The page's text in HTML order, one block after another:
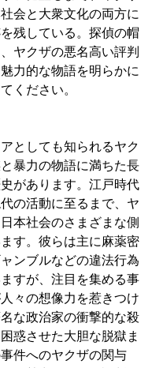
会と大衆文化の両方に
残している。探偵の帽
ヤクザの悪名高い評判
力的な物語を明らかに
ください。
としても知られるヤク
暴力の物語に満ちた長
があります。江戸時代
の活動に至るまで、ヤ
本社会のさまざまな側
す。彼らは主に麻薬密
ンブルなどの違法行為
すが、注目を集める事
々の想像力を惹きつけ
な政治家の衝撃的な殺
惑させた大胆な脱獄ま
件へのヤクザの関与